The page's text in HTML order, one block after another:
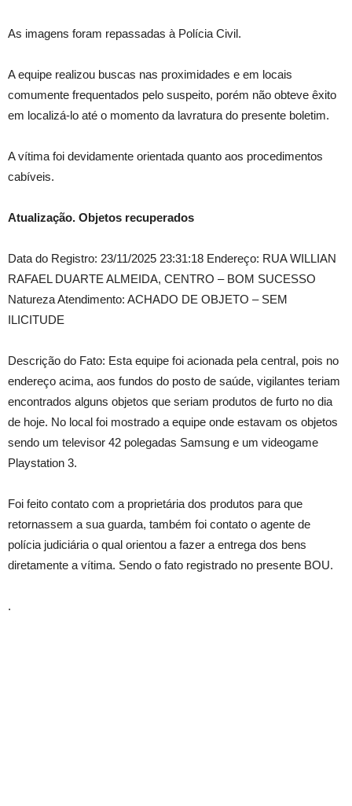
As imagens foram repassadas à Polícia Civil.
A equipe realizou buscas nas proximidades e em locais
comumente frequentados pelo suspeito, porém não obteve êxito
em localizá-lo até o momento da lavratura do presente boletim.
A vítima foi devidamente orientada quanto aos procedimentos
cabíveis.
Atualização. Objetos recuperados
Data do Registro: 23/11/2025 23:31:18 Endereço: RUA WILLIAN
RAFAEL DUARTE ALMEIDA, CENTRO – BOM SUCESSO
Natureza Atendimento: ACHADO DE OBJETO – SEM
ILICITUDE
Descrição do Fato: Esta equipe foi acionada pela central, pois no
endereço acima, aos fundos do posto de saúde, vigilantes teriam
encontrados alguns objetos que seriam produtos de furto no dia
de hoje. No local foi mostrado a equipe onde estavam os objetos
sendo um televisor 42 polegadas Samsung e um videogame
Playstation 3.
Foi feito contato com a proprietária dos produtos para que
retornassem a sua guarda, também foi contato o agente de
polícia judiciária o qual orientou a fazer a entrega dos bens
diretamente a vítima. Sendo o fato registrado no presente BOU.
.